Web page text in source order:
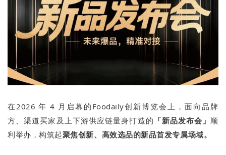
在2026 年 4 月启幕的Foodaily创新博览会上，面向品牌
方、渠道买家及上下游供应链量身打造的 「新品发布会」 顺
利举办，构筑起聚焦创新、高效选品的新品首发专属场域。